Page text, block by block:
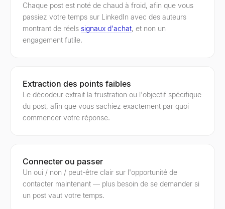
Chaque post est noté de chaud à froid, afin que vous
passiez votre temps sur LinkedIn avec des auteurs
montrant de réels signaux d'achat, et non un
engagement futile.
Extraction des points faibles
Le décodeur extrait la frustration ou l'objectif spécifique
du post, afin que vous sachiez exactement par quoi
commencer votre réponse.
Connecter ou passer
Un oui / non / peut-être clair sur l'opportunité de
contacter maintenant — plus besoin de se demander si
un post vaut votre temps.